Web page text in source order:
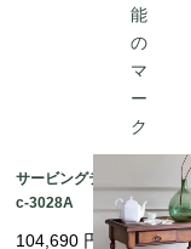
サービングテーブル F
c-3028A
104,690 円